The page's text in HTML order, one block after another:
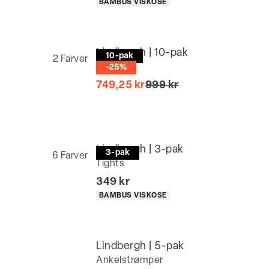
BAMBUS VISKOSE
2 Farver
10-pak
-25%
Lindbergh | 10-pak
Tights
749,25 krI alt (uden rabat)
999 kr
6 Farver 3-pak
Lindbergh | 3-pak
Tights
I alt (inkl. rabat)
349 kr
Produkt egenskaber
BAMBUS VISKOSE
Lindbergh | 5-pak
Ankelstrømper